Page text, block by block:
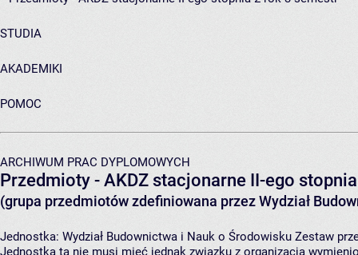
STUDIA
AKADEMIKI
POMOC
ARCHIWUM PRAC DYPLOMOWYCH
Przedmioty - AKDZ stacjonarne II-ego
(grupa przedmiotów zdefiniowana przez Wydział
Jednostka: Wydział Budownictwa i Nauk o Środowisku Zestaw
Jednostka ta nie musi mieć jednak związku z organizacją